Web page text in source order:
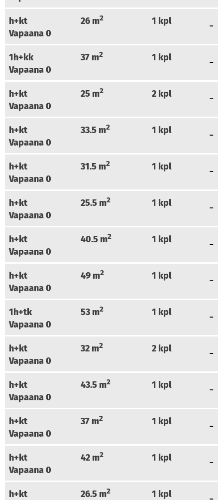
h+kt 26m2 1 kpl
Vapaana0
1h+kk 37m2 1 kpl
Vapaana0
h+kt 25m2 2 kpl
Vapaana0
h+kt 33.5m2 1 kpl
Vapaana0
h+kt 31.5m2 1 kpl
Vapaana0
h+kt 25.5m2 1 kpl
Vapaana0
h+kt 40.5m2 1 kpl
Vapaana0
h+kt 49m2 1 kpl
Vapaana0
1h+tk 53m2 1 kpl
Vapaana0
h+kt 32m2 2 kpl
Vapaana0
h+kt 43.5m2 1 kpl
Vapaana0
h+kt 37m2 1 kpl
Vapaana0
h+kt 42m2 1 kpl
Vapaana0
h+kt 26.5m2 1 kpl